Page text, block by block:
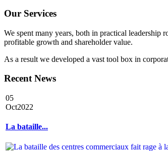
Our Services
We spent many years, both in practical leadership
profitable growth and shareholder value.
As a result we developed a vast tool box in
RecentNews
05
Oct2022
La bataille...